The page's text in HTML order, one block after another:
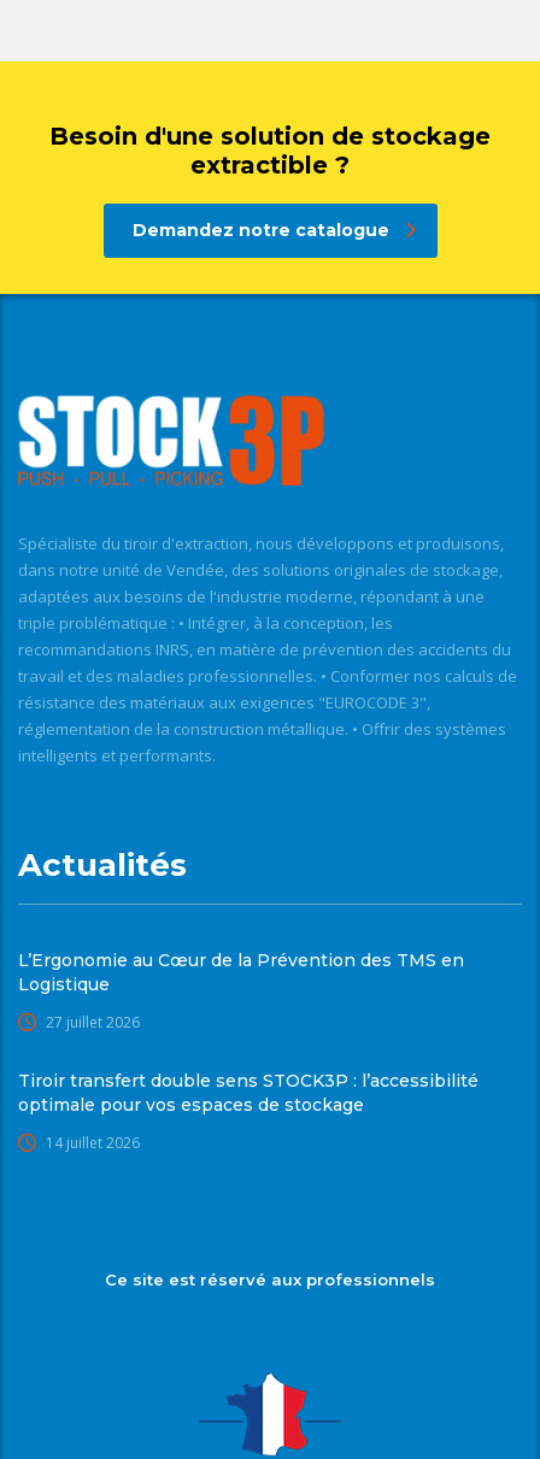
Besoin d'une solution de stockage
extractible ?
Demandez notre catalogue
Spécialiste du tiroir d'extraction, nous développons et produisons,
dans notre unité de Vendée, des solutions originales de stockage,
adaptées aux besoins de l'industrie moderne, répondant à une
triple problématique : • Intégrer, à la conception, les
recommandations INRS, en matière de prévention des accidents du
travail et des maladies professionnelles. • Conformer nos calculs de
résistance des matériaux aux exigences "EUROCODE 3",
réglementation de la construction métallique. • Offrir des systèmes
intelligents et performants.
Actualités
L’Ergonomie au Cœur de la Prévention des TMS en
Logistique
27 juillet 2026
Tiroir transfert double sens STOCK3P : l’accessibilité
optimale pour vos espaces de stockage
14 juillet 2026
Ce site est réservé aux professionnels